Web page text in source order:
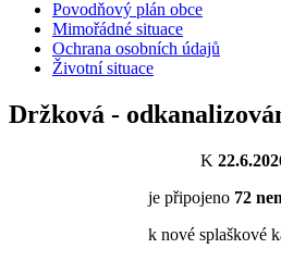
Povodňový plán obce
Mimořádné situace
Ochrana osobních údajů
Životní situace
Držková -
K
je připojeno 72
k nové splaškové